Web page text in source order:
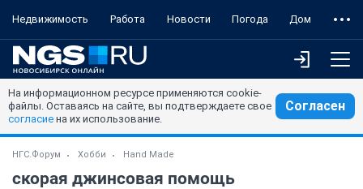
Недвижимость Работа Новости Погода Дом
На информационном ресурсе применяются cookie-
файлы. Оставаясь на сайте, вы подтверждаете свое
согласие на их использование.
Согласен
НГС.Форум Хобби Hand Made
скорая джинсовая помощь